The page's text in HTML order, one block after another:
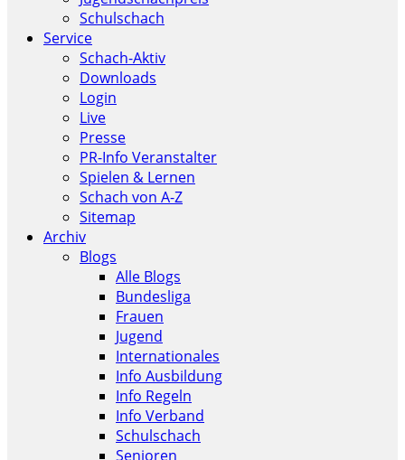
Schulschach
Service
Schach-Aktiv
Downloads
Login
Live
Presse
PR-Info Veranstalter
Spielen & Lernen
Schach von A-Z
Sitemap
Archiv
Blogs
Alle Blogs
Bundesliga
Frauen
Jugend
Internationales
Info Ausbildung
Info Regeln
Info Verband
Schulschach
Senioren